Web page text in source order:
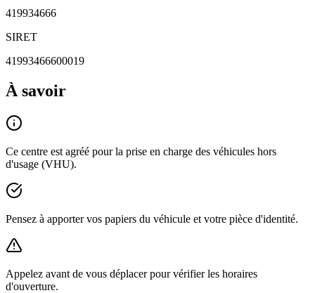
419934666
SIRET
41993466600019
À savoir
Ce centre est agréé pour la prise en charge des véhicules hors
d'usage (VHU).
Pensez à apporter vos papiers du véhicule et votre pièce d'identité.
Appelez avant de vous déplacer pour vérifier les horaires
d'ouverture.